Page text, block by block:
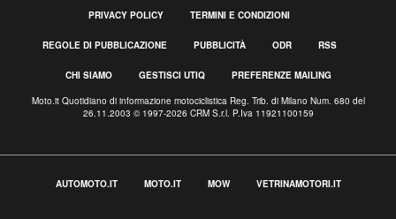
PRIVACY POLICY TERMINI E CONDIZIONI
REGOLE DI PUBBLICAZIONE PUBBLICITÀ ODR RSS
CHI SIAMO GESTISCI UTIQ PREFERENZE MAILING
Moto.it Quotidiano di informazione motociclistica Reg. Trib. di Milano Num. 680 del
26.11.2003 © 1997-2026 CRM S.r.l. P.Iva 11921100159
AUTOMOTO.IT MOTO.IT MOW VETRINAMOTORI.IT